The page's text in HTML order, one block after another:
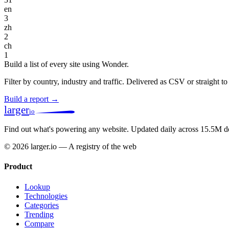
en
3
zh
2
ch
1
Build a list of every site using Wonder.
Filter by country, industry and traffic. Delivered as CSV or straight
Build a report →
largerio
Find out what's powering any website. Updated daily across 15.5M
© 2026 larger.io — A registry of the web
Product
Lookup
Technologies
Categories
Trending
Compare